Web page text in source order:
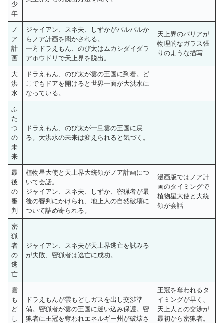
少
年
ノ
ア
計
画
ジャイアン、スネ夫、しずかがパルパルか
らノア計画を聞かされる。
一方ドラえもん、のび太はムカシダイダラ
アホウドリで天上界を脱出。
天上界のバリアが
物理的なガラス張
りのような描写
大
洪
水
ドラえもん、のび太が雲の王国に到着。ど
こでもドアを開けると世界一面が大洪水に
なっている。
ふ
た
つ
の
未
来
ドラえもん、のび太が一旦雲の王国に戻
る。大洪水の未来は変えられると気づく。
最
後
の
審
判
植物星大使と天上界大統領がノア計画につ
いて会話。
ジャイアン、スネ夫、しずか、密猟者が最
後の審判にかけられ、地上人の自然破壊に
ついて詰め寄られる。
漫画版ではノア計
画のタイミングで
植物星大使と大統
領が会話
密
猟
者
の
逃
亡
ジャイアン、スネ夫が天上界逃亡を試みる
が失敗、密猟者は逃亡に成功。
雲
も
ど
し
ドラえもんが雲もどしガスを出し交渉準
備。密猟者が雲の王国に迷い込み保護。密
猟者に王冠を奪われエネルギー州が破壊さ
王冠を奪われるタ
イミングが早く、
天上人との交渉が
最初から密猟者。